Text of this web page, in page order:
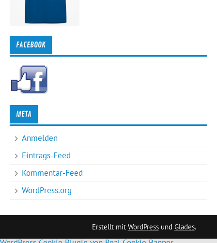
FACEBOOK
META
Anmelden
Eintrags-Feed
Kommentar-Feed
WordPress.org
Erstellt mit WordPressund Glades.